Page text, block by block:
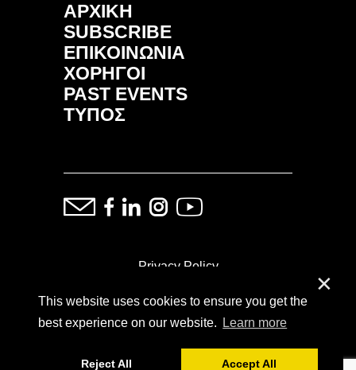
This website uses cookies to ensure you get the
best experience on our website.
Learn more
Reject All Accept All
✕
ΑΡΧΙΚΗ
SUBSCRIBE
ΕΠΙΚΟΙΝΩΝΙΑ
ΧΟΡΗΓΟΙ
PAST EVENTS
ΤΥΠΟΣ
Privacy Policy
ⓒ Copyright: Demand Fairs & Media, 2014-2026